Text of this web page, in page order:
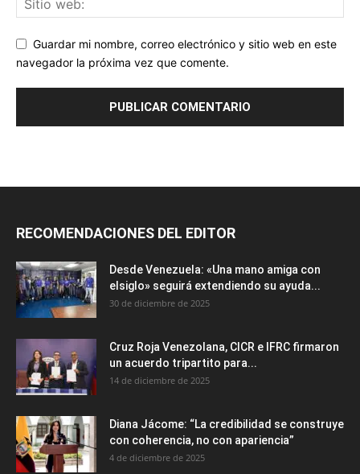
Guardar mi nombre, correo electrónico y sitio web en este
navegador la próxima vez que comente.
RECOMENDACIONES DEL EDITOR
Desde Venezuela: «Una mano amiga con
elsiglo» seguirá extendiendo su ayuda...
30 de diciembre de 2025
Cruz Roja Venezolana, CICR e IFRC firmaron
un acuerdo tripartito para...
14 de diciembre de 2025
Diana Jácome: “La credibilidad se construye
con coherencia, no con apariencia”
4 de diciembre de 2025